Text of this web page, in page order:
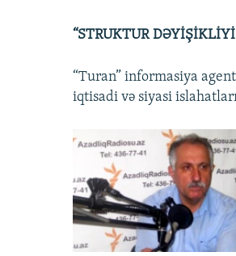
“STRUKTUR
“Turan” informasiya
iqtisadi və siyasi